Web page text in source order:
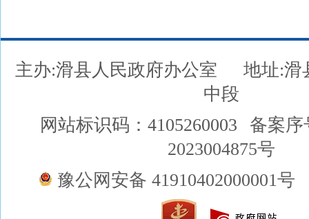
主办:滑县人民政府办公室
地址:滑
中段
网站标识码：4105260003
备案序
2023004875号
豫公网安备 41910402000001号